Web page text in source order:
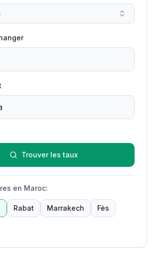
Trouver les taux
en Maroc:
Rabat Marrakech Fès